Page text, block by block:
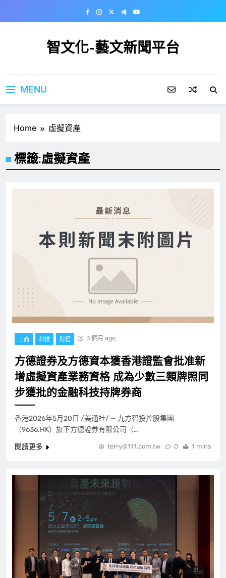
智文化-藝文新聞平台
MENU
Home 虛擬資產
標籤:虛擬資產
工商 科技 財經 3 個月 ago
方德證券及方德資本獲香港證監會批准新
增虛擬資產業務資格 成為少數三類牌照同
步獲批的金融科技持牌券商
香港2026年5月20日 /美通社/ — 九方智投控股集團
（9636.HK）旗下方德證券有限公司（…
閱讀更多
terry@111.com.tw 0 1 mins